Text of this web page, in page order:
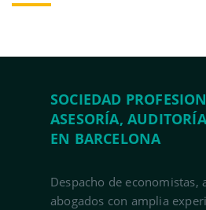
SOCIEDAD
ASESORÍA,
EN BARCELONA
Despacho de economistas,
abogados con amplia